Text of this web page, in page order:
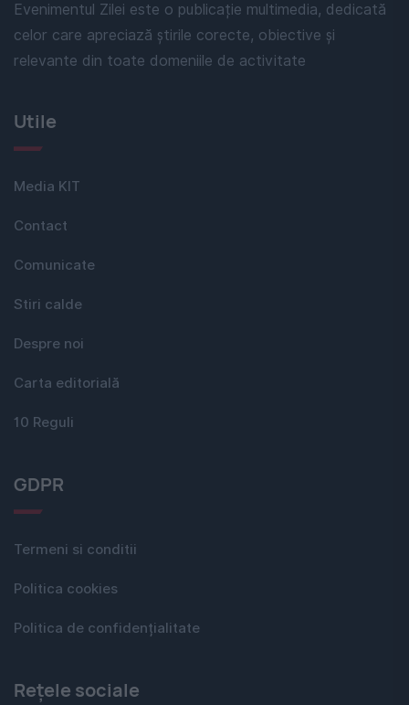
Evenimentul Zilei este o publicație multimedia, dedicată
celor care apreciază știrile corecte, obiective și
relevante din toate domeniile de activitate
Utile
Media KIT
Contact
Comunicate
Stiri calde
Despre noi
Carta editorială
10 Reguli
GDPR
Termeni si conditii
Politica cookies
Politica de confidențialitate
Rețele sociale